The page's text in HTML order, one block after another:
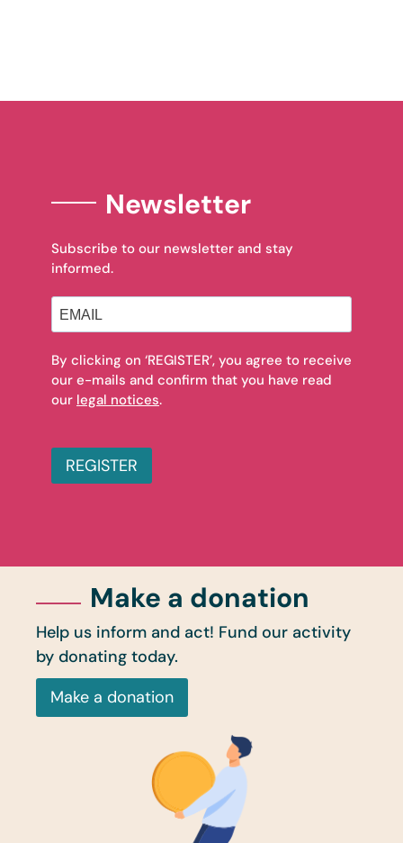
Newsletter
Subscribe to our newsletter and stay
informed.
By clicking on ‘REGISTER’, you agree to receive
our e-mails and confirm that you have read
our legal notices.
REGISTER
Make a donation
Help us inform and act! Fund our activity
by donating today.
Make a donation